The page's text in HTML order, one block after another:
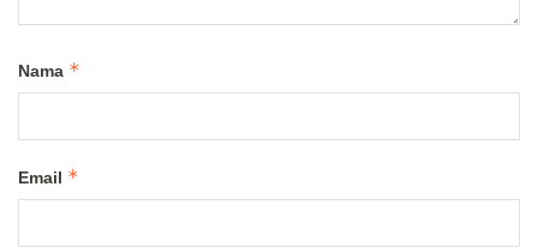
Nama *
Email *